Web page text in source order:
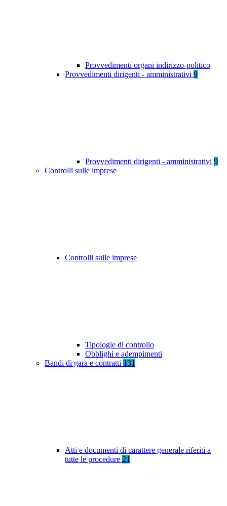
Provvedimenti organi indirizzo-politico
Provvedimenti dirigenti - amministrativi 9
Provvedimenti dirigenti - amministrativi 9
Controlli sulle imprese
Controlli sulle imprese
Tipologie di controllo
Obblighi e adempimenti
Bandi di gara e contratti 131
Atti e documenti di carattere generale riferiti a
tutte le procedure 21